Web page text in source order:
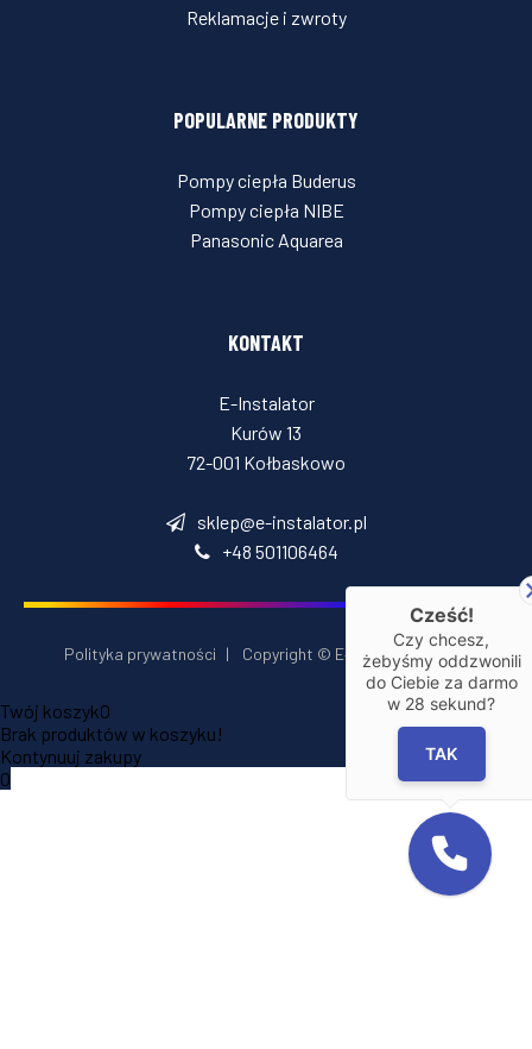
Reklamacje i zwroty
POPULARNE PRODUKTY
Pompy ciepła Buderus
Pompy ciepła NIBE
Panasonic Aquarea
KONTAKT
E-Instalator
Kurów 13
72-001 Kołbaskowo
sklep@e-instalator.pl
+48 501106464
Polityka prywatności | Copyright © E‑Installator 2026
Twój koszyk0
Brak produktów w koszyku!
Kontynuuj zakupy
0
Cześć!
Czy chcesz,
żebyśmy oddzwonili
do Ciebie za darmo
w 28 sekund?
TAK